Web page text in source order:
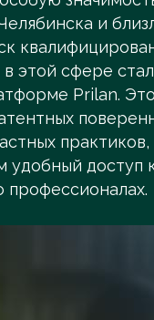
и
в этой сфере
Prilan.
удобный доступ